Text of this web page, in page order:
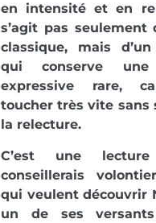
en intensité et en
s’agit pas seulement
classique, mais
qui conserve une
expressive rare,
toucher très vite sans
la relecture.
C’est une
conseillerais
qui veulent découvrir
un de ses